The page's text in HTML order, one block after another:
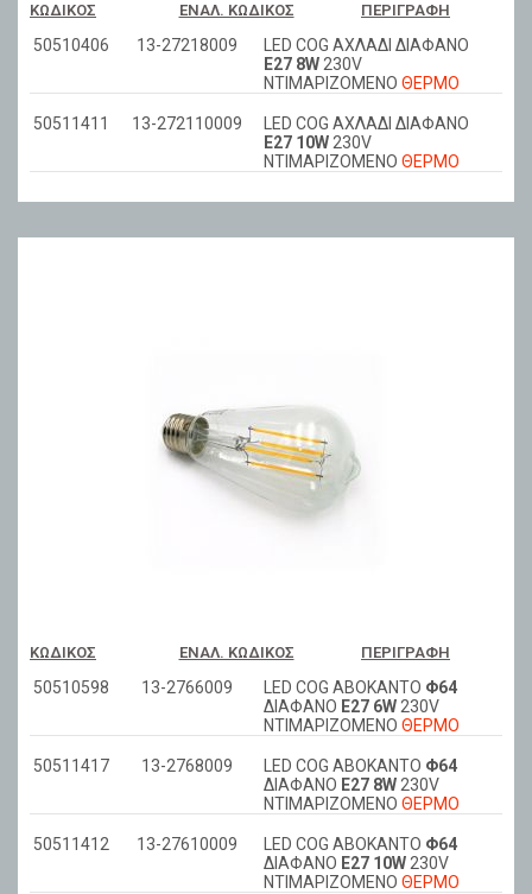
ΚΩΔΙΚΌΣ ΕΝΑΛ. ΚΩΔΙΚΌΣ ΠΕΡΙΓΡΑΦΉ
50510406 13-27218009
LED COG ΑΧΛΑΔΙ ΔΙΑΦΑΝΟ
Ε27 8W230V
ΝΤΙΜΑΡIZOMENO ΘΕΡΜΟ
50511411 13-272110009
LED COG ΑΧΛΑΔΙ ΔΙΑΦΑΝΟ
Ε27 10W230V
ΝΤΙΜΑΡIZOMENO ΘΕΡΜΟ
ΚΩΔΙΚΌΣ ΕΝΑΛ. ΚΩΔΙΚΌΣ ΠΕΡΙΓΡΑΦΉ
50510598 13-2766009 LED COG ΑΒΟΚΑΝΤΟ Φ64
ΔΙΑΦΑΝΟ Ε27 6W230V
ΝΤΙΜΑΡIZOMENO ΘΕΡΜΟ
50511417 13-2768009 LED COG ΑΒΟΚΑΝΤΟ Φ64
ΔΙΑΦΑΝΟ Ε27 8W230V
ΝΤΙΜΑΡIZOMENO ΘΕΡΜΟ
50511412 13-27610009 LED COG ΑΒΟΚΑΝΤΟ Φ64
ΔΙΑΦΑΝΟ Ε27 10W230V
ΝΤΙΜΑΡIZOMENO ΘΕΡΜΟ